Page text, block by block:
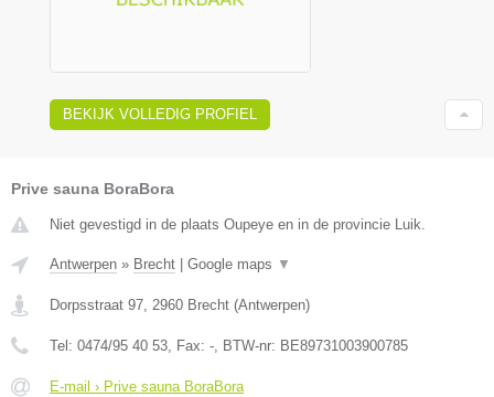
BEKIJK VOLLEDIG PROFIEL
Prive sauna BoraBora
Niet gevestigd in de plaats Oupeye en in de provincie Luik.
Antwerpen » Brecht Google maps ▼
Dorpsstraat 97, 2960 Brecht (Antwerpen)
Tel: 0474/95 40 53, Fax: -, BTW-nr: BE89731003900785
E-mail › Prive sauna BoraBora